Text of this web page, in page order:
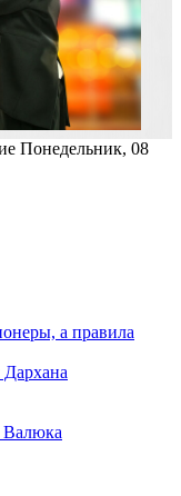
Понедельник, 08
а правила
Валюка